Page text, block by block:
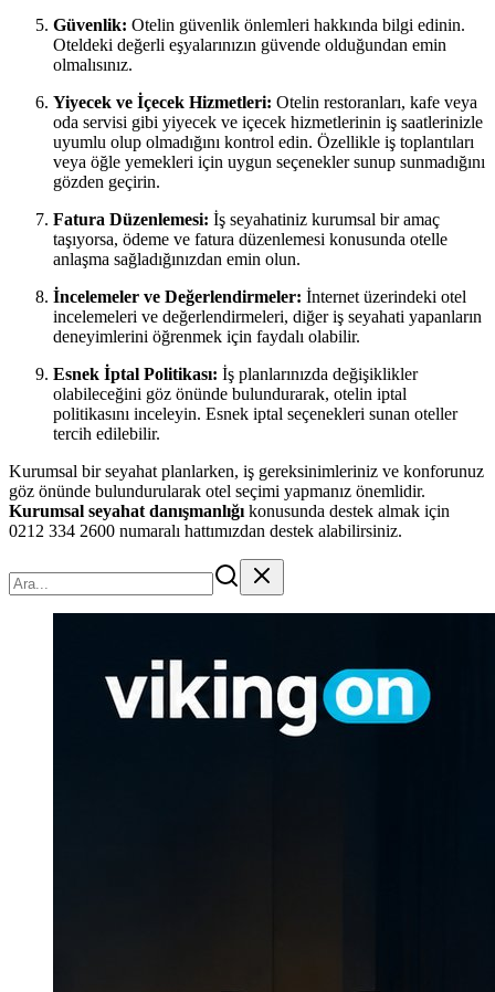
Güvenlik: Otelin güvenlik önlemleri hakkında bilgi edinin.
Oteldeki değerli eşyalarınızın güvende olduğundan emin
olmalısınız.
Yiyecek ve İçecek Hizmetleri: Otelin restoranları, kafe veya
oda servisi gibi yiyecek ve içecek hizmetlerinin iş saatlerinizle
uyumlu olup olmadığını kontrol edin. Özellikle iş toplantıları
veya öğle yemekleri için uygun seçenekler sunup sunmadığını
gözden geçirin.
Fatura Düzenlemesi: İş seyahatiniz kurumsal bir amaç
taşıyorsa, ödeme ve fatura düzenlemesi konusunda otelle
anlaşma sağladığınızdan emin olun.
İncelemeler ve Değerlendirmeler: İnternet üzerindeki otel
incelemeleri ve değerlendirmeleri, diğer iş seyahati yapanların
deneyimlerini öğrenmek için faydalı olabilir.
Esnek İptal Politikası: İş planlarınızda değişiklikler
olabileceğini göz önünde bulundurarak, otelin iptal
politikasını inceleyin. Esnek iptal seçenekleri sunan oteller
tercih edilebilir.
Kurumsal bir seyahat planlarken, iş gereksinimleriniz ve konforunuz
göz önünde bulundurularak otel seçimi yapmanız önemlidir.
Kurumsal seyahat danışmanlığı konusunda destek almak için
0212 334 2600 numaralı hattımızdan destek alabilirsiniz.